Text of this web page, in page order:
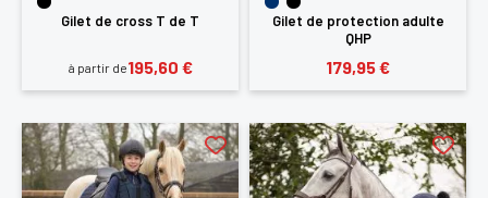
Gilet de cross T de T
à partir de195,60 €
Gilet de protection adulte
QHP
179,95 €